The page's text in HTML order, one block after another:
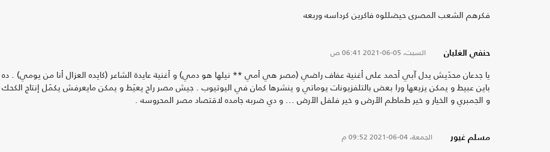
فكرهم الشعب المصرى حيضللوه فاكرين كرداسه وربعه
حنفي الغلبان السبت، 05-06-2021 06:41 ص
يا جدعان محدَيش يدل آبي أحمد على أغنية عفاف راضي (مصر هي أمي ** نيلها هو دمي) و أغنية عايدة الشاعر (كايده العزال أنا من يومي) . ده
باين عبيط و يمكن يزيعها ورا بعض بالتلفزيونات يوماتي و ينشرها كمان في اليوتيوب . جيش مصر راح يعيَط و يمكن مايعرفش يكمَل إنتاج الكحك
و الجمبري و الخيار و خير طماطم الأرض و خير فلفل الأرض ... و دي ضربه جامده لاقتصاد مصر المحروسه .
مسلم غيور الجمعة، 04-06-2021 09:52 م